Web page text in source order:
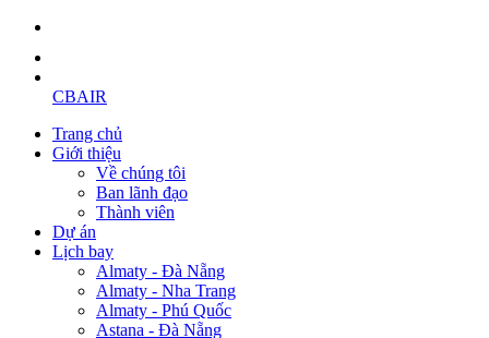
CBAIR
Trang chủ
Giới thiệu
Về chúng tôi
Ban lãnh đạo
Thành viên
Dự án
Lịch bay
Almaty - Đà Nẵng
Almaty - Nha Trang
Almaty - Phú Quốc
Astana - Đà Nẵng